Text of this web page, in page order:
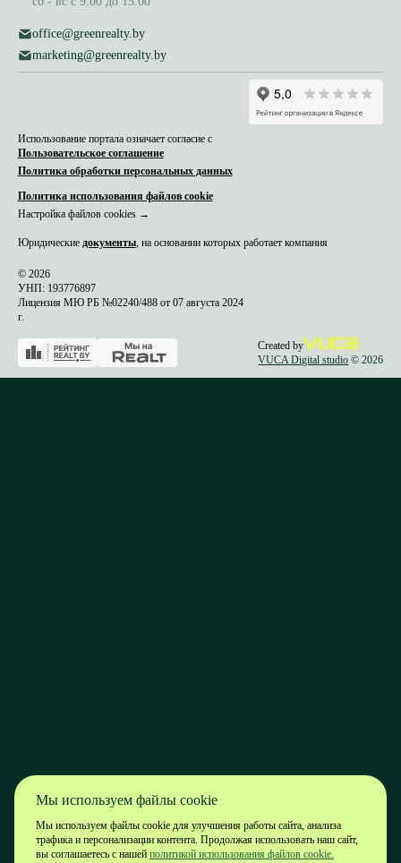
office@greenrealty.by
marketing@greenrealty.by
Использование портала означает согласие с
Пользовательское соглашение
Политика обработки персональных данных
Политика использования файлов cookie
Настройка файлов cookies →
Юридические документы, на основании которых работает компания
© 2026
УНП: 193776897
Лицензия МЮ РБ №02240/488 от 07 августа 2024
г.
Created by
VUCA Digital studio © 2026
Мы используем файлы cookie
Мы используем файлы cookie для улучшения работы сайта, анализа
трафика и персонализации контента. Продолжая использовать наш сайт,
вы соглашаетесь с нашей политикой использования файлов cookie.